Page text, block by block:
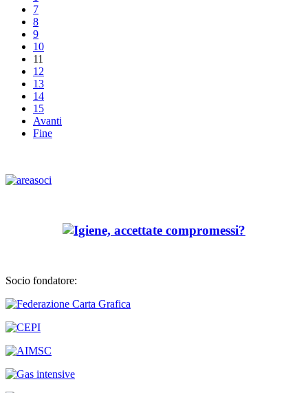
7
8
9
10
11
12
13
14
15
Avanti
Fine
Socio fondatore: